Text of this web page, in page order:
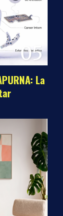
05
La